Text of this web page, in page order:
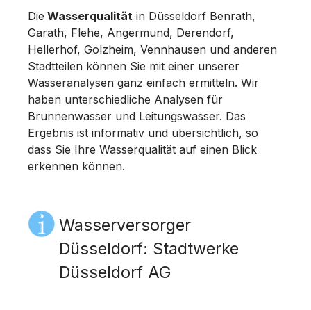
Die Wasserqualität in Düsseldorf Benrath,
Garath, Flehe, Angermund, Derendorf,
Hellerhof, Golzheim, Vennhausen und anderen
Stadtteilen können Sie mit einer unserer
Wasseranalysen ganz einfach ermitteln. Wir
haben unterschiedliche Analysen für
Brunnenwasser und Leitungswasser. Das
Ergebnis ist informativ und übersichtlich, so
dass Sie Ihre Wasserqualität auf einen Blick
erkennen können.
Wasserversorger
Düsseldorf: Stadtwerke
Düsseldorf AG